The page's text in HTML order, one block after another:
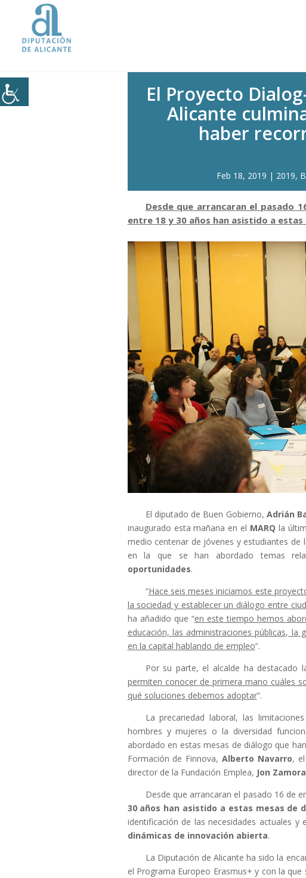
El Proyecto Dialog-A de la
El Proyecto
Alicante
haber
Feb 18, 2019 2019,
Desde que arrancaran el pasado
entre 18 y 30 años han asistido a
El diputado de Buen Gobierno,Adrián
inaugurado esta mañana en el MARQ la
medio centenar de jóvenes y estudiantes
en la que se han abordado temas
oportunidades.
“Hace seis meses iniciamos este
la sociedad y establecer un diálogo entre
ha añadido que “en este tiempo hemos
educación, las administraciones públicas,
en la capital hablando de empleo”.
Por su parte, el alcalde ha destacado
permiten conocer de primera mano cuáles
qué soluciones debemos adoptar”.
La precariedad laboral, las
hombres y mujeres o la diversidad
abordado en estas mesas de diálogo que
Formación de Finnova,Alberto Navarro,
director de la Fundación Emplea, Jon Zamora
Desde que arrancaran el pasado 16 de
30 años han asistido a estas mesas de
identificación de las necesidades actuales
dinámicas de innovación abierta.
La Diputación de Alicante ha sido la
el Programa Europeo Erasmus+ y con la que